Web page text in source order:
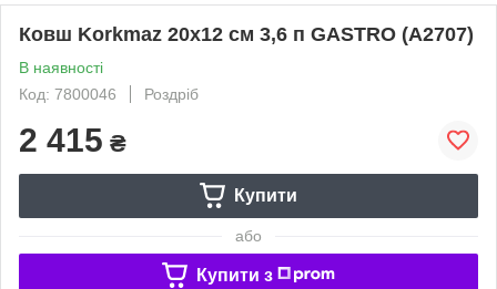
Ковш Korkmaz 20х12 см 3,6 п GASTRO (A2707)
В наявності
Код: 7800046
Роздріб
2 415 ₴
Купити
або
Купити з